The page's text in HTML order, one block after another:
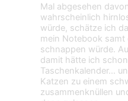
Mal abgesehen
wahrscheinlich
würde, schätze ich
mein Notebook samt
schnappen würde.
damit hätte ich
Taschenkalender…
Katzen zu einem
zusammenknüllen